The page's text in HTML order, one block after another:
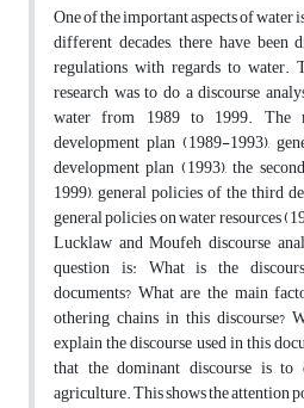
One of the important aspects of
different decades, there have been
regulations with regards to water.
research was to do a discourse
water from 1989 to 1999. The
development plan (1989-1993),
development plan (1993), the
1999), general policies of the third
general policies on water resources
Lucklaw and Moufeh discourse
question is: What is the
documents? What are the main
othering chains in this discourse?
explain the discourse used in this
that the dominant discourse is to
agriculture. This shows the attention